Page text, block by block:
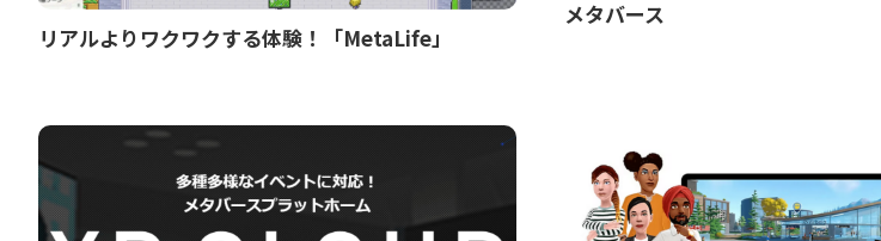
リアルよりワクワクする体験！「MetaLife」
メタバース